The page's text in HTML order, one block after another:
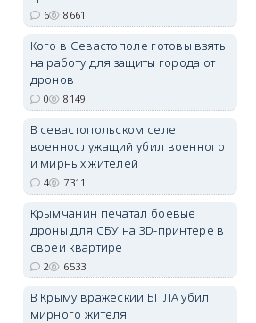
6 8661
Кого в Севастополе готовы взять
на работу для защиты города от
дронов
0 8149
В севастопольском селе
военнослужащий убил военного
и мирных жителей
4 7311
Крымчанин печатал боевые
дроны для СБУ на 3D-принтере в
своей квартире
2 6533
В Крыму вражеский БПЛА убил
мирного жителя